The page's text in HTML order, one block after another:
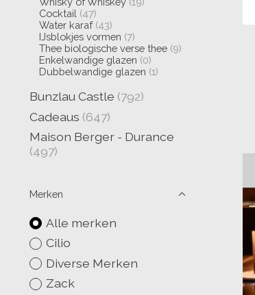
Cocktail (47)
Water karaf (43)
IJsblokjes vormen (7)
Thee biologische verse thee (9)
Enkelwandige glazen (0)
Dubbelwandige glazen (1)
Bunzlau Castle (792)
Cadeaus (647)
Maison Berger - Durance
(497)
Merken
Alle merken
Cilio
Diverse Merken
Zack